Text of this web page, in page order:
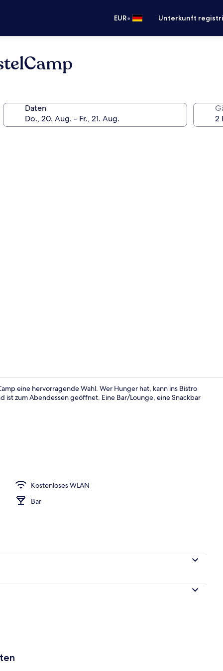
EUR• Unterkunft
Daten
eine hervorragende Wahl. Wer Hunger hat, kann ins Bistro
ist zum Abendessen geöffnet. Eine Bar/Lounge, eine Snackbar
Kostenloses WLAN
Bar